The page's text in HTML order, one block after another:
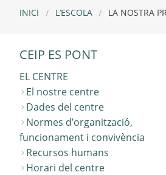
INICI L’ESCOLA LA NOSTRA
CEIP ES PONT
EL CENTRE
El nostre centre
Dades del centre
Normes d’organització,
funcionament i convivència
Recursos humans
Horari del centre